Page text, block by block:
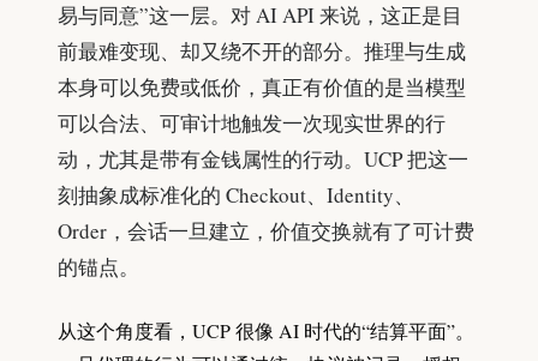
易与同意”这一层。对 AI API 来说，这正是目
前最难变现、却又绕不开的部分。推理与生成
本身可以免费或低价，真正有价值的是当模型
可以合法、可审计地触发一次现实世界的行
动，尤其是带有金钱属性的行动。UCP 把这一
刻抽象成标准化的 Checkout、Identity、
Order，会话一旦建立，价值交换就有了可计费
的锚点。
从这个角度看，UCP 很像 AI 时代的“结算平面”。